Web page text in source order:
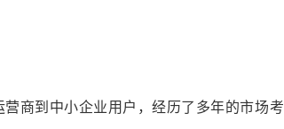
商到中小企业用户，经历了多年的市场考